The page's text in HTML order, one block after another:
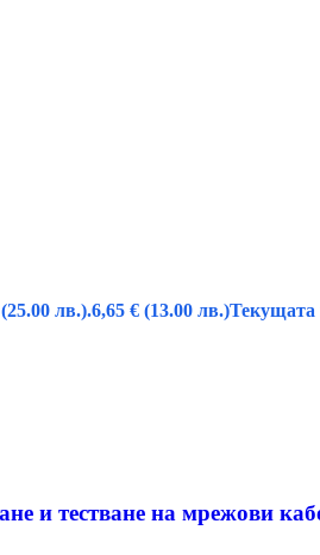
лв.).6,65 € (13.00 лв.)Текущата
и тестване на мрежови